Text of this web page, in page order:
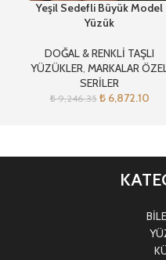
Yeşil Sedefli Büyük Model
Yüzük
DOĞAL & RENKLİ TAŞLI
YÜZÜKLER, MARKALAR
SERİLER
₺9,246.35 ₺6,872.10